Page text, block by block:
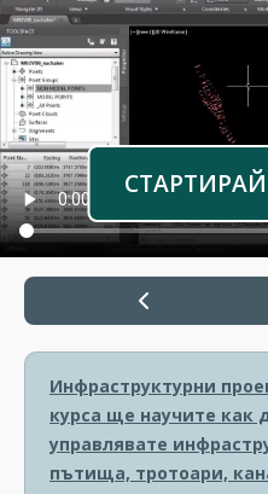
Инфраструктурни
курса ще научите как
управлявате
пътища, тротоари,